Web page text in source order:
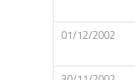
01/12/2002